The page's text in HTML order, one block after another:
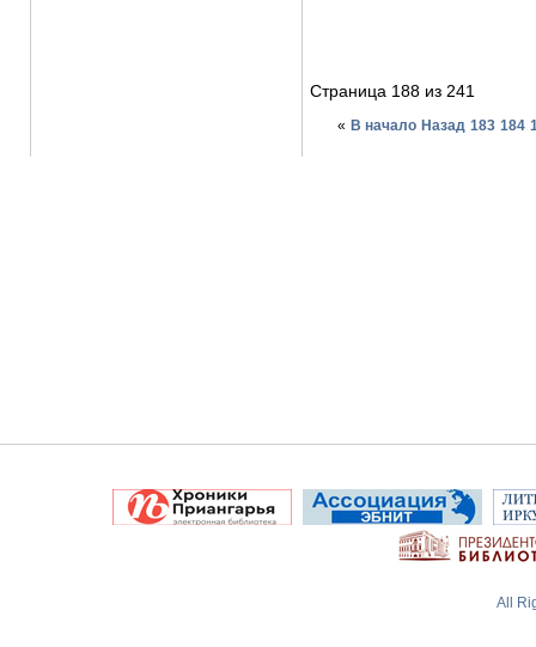
Страница 188 из 241
« В начало Назад 183 184
All